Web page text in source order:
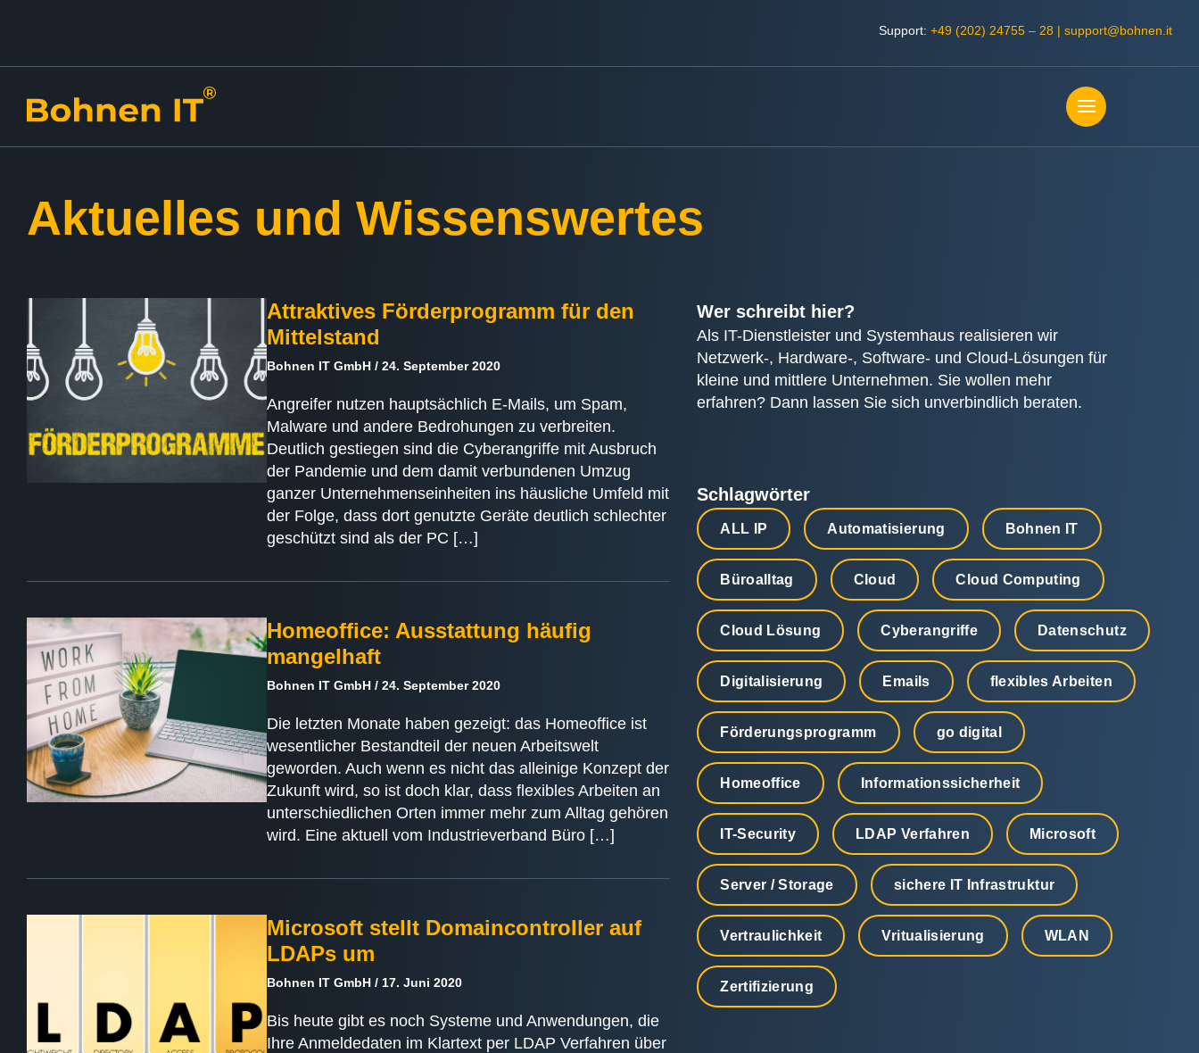
Support: +49 (202) 24755 – 28 | support@bohnen.it
Aktuelles und Wissenswertes
Attraktives Förderprogramm für den
Mittelstand
Bohnen IT GmbH 24. September 2020
Angreifer nutzen hauptsächlich E-Mails, um Spam,
Malware und andere Bedrohungen zu verbreiten.
Deutlich gestiegen sind die Cyberangriffe mit Ausbruch
der Pandemie und dem damit verbundenen Umzug
ganzer Unternehmenseinheiten ins häusliche Umfeld mit
der Folge, dass dort genutzte Geräte deutlich schlechter
geschützt sind als der PC […]
Homeoffice: Ausstattung häufig
mangelhaft
Bohnen IT GmbH 24. September 2020
Die letzten Monate haben gezeigt: das Homeoffice ist
wesentlicher Bestandteil der neuen Arbeitswelt
geworden. Auch wenn es nicht das alleinige Konzept der
Zukunft wird, so ist doch klar, dass flexibles Arbeiten an
unterschiedlichen Orten immer mehr zum Alltag gehören
wird. Eine aktuell vom Industrieverband Büro […]
Microsoft stellt Domaincontroller auf
LDAPs um
Bohnen IT GmbH 17. Juni 2020
Bis heute gibt es noch Systeme und Anwendungen, die
Ihre Anmeldedaten im Klartext per LDAP Verfahren über
Wer schreibt hier?
Als IT-Dienstleister und Systemhaus realisieren wir
Netzwerk-, Hardware-, Software- und Cloud-Lösungen für
kleine und mittlere Unternehmen. Sie wollen mehr
erfahren? Dann lassen Sie sich unverbindlich beraten.
Schlagwörter
ALL IP Automatisierung Bohnen IT
Büroalltag Cloud Cloud Computing
Cloud Lösung Cyberangriffe Datenschutz
Digitalisierung Emails flexibles Arbeiten
Förderungsprogramm go digital
Homeoffice Informationssicherheit
IT-Security LDAP Verfahren Microsoft
Server / Storage sichere IT Infrastruktur
Vertraulichkeit Vritualisierung WLAN
Zertifizierung